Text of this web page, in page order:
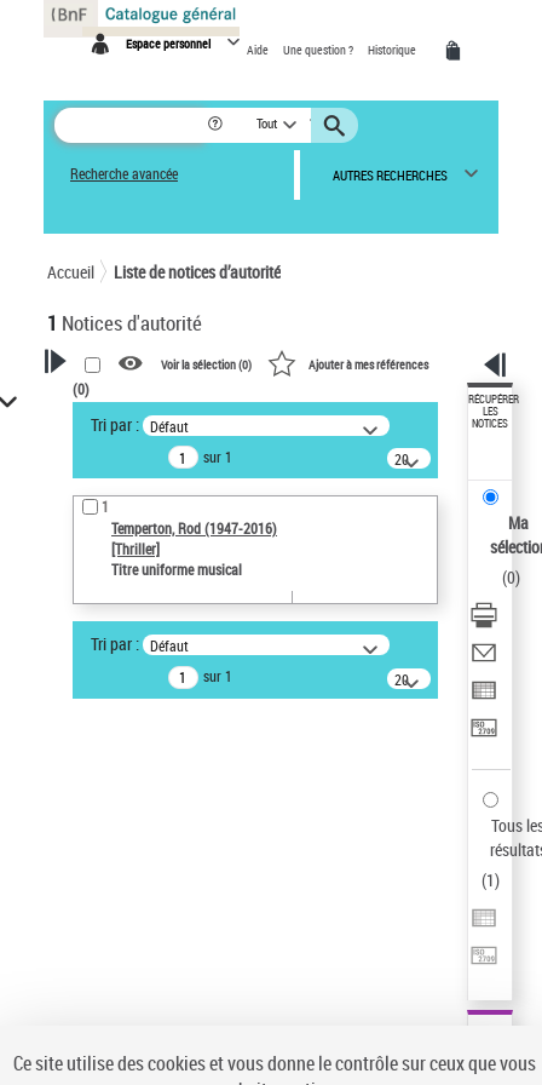
Espace personnel Aide Une question ? Historique
Tout
Recherche avancée AUTRES RECHERCHES
Accueil Liste de notices d’autorité
1 Notices d'autorité
VOTRE RECHERCHE
Recherche avancée dans les
notices d’autorité
Œuvres liées à l'auteur :
Temperton, Rod (1947-2016)
Type de notice d'autorité
Œuvre
Statut de la notice d’autorité
Voir la sélection (0) Ajouter à mes références
(0)
Tri par : Défaut
sur 1
20
résultats/page
1
Temperton, Rod (1947-2016)
[Thriller]
Titre uniforme musical
Tri par : Défaut
sur 1
20
résultats/page
RÉCUPÉRER
LES
NOTICES
Ma
(0)
Tous
(1)
Panneau de gestion des cookies
Ce site utilise des cookies et vous donne le contrôle sur ceux que vous